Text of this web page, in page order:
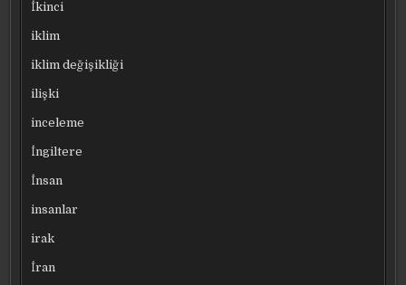
İkinci
iklim
iklim değişikliği
ilişki
inceleme
İngiltere
İnsan
insanlar
irak
İran